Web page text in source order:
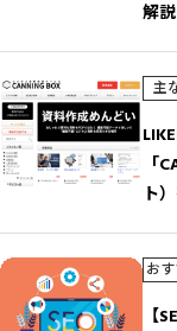
解説
主
「
ト
お
【